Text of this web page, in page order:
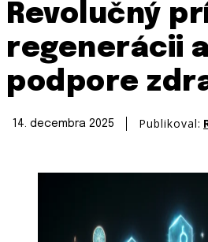
Revolučný
regenerácii
podpore
14. decembra 2025 Publikoval: